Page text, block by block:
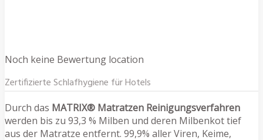
Noch keine Bewertung location
Zertifizierte Schlafhygiene für Hotels
Durch das MATRIX® Matratzen Reinigungsverfahren
werden bis zu 93,3 % Milben und deren Milbenkot tief
aus der Matratze entfernt. 99,9% aller Viren, Keime,